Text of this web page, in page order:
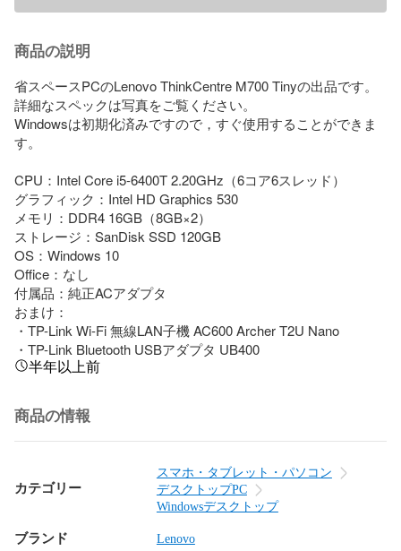
商品の説明
省スペースPCのLenovo ThinkCentre M700 Tinyの出品です。
詳細なスペックは写真をご覧ください。
Windowsは初期化済みですので，すぐ使用することができま
す。
CPU：Intel Core i5-6400T 2.20GHz（6コア6スレッド）
グラフィック：Intel HD Graphics 530
メモリ：DDR4 16GB（8GB×2）
ストレージ：SanDisk SSD 120GB
OS：Windows 10
Office：なし
付属品：純正ACアダプタ
おまけ：
・TP-Link Wi-Fi 無線LAN子機 AC600 Archer T2U Nano
・TP-Link Bluetooth USBアダプタ UB400
半年以上前
商品の情報
カテゴリー
スマホ・タブレット・パソコン
デスクトップPC
Windowsデスクトップ
ブランド Lenovo